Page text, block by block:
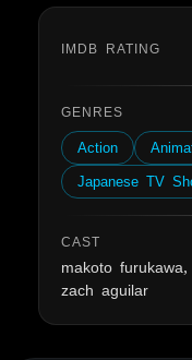
IMDB RATING
GENRES
Action
Japanese TV
CAST
makoto
zach aguilar